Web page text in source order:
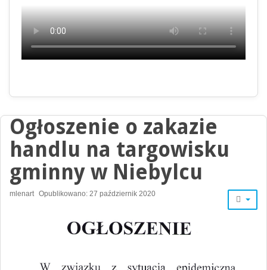
Ogłoszenie o zakazie
handlu na targowisku
gminny w Niebylcu
mlenart Opublikowano: 27 październik 2020